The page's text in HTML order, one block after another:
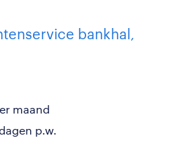
bankhal,
maand
p.w.